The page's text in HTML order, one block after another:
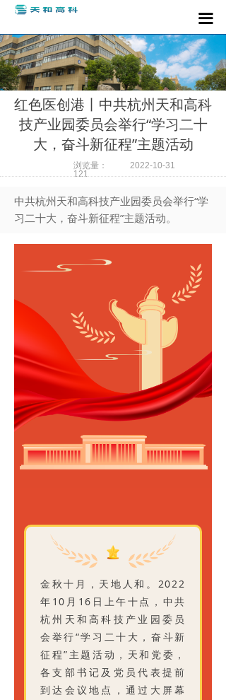
끀
红色医创港丨中共杭州天和高科
技产业园委员会举行“学习二十
大，奋斗新征程”主题活动
中共杭州天和高科技产业园委员会举行“学
习二十大，奋斗新征程”主题活动。
2022-10-31
浏览量：
121
金秋十月，天地人和。2022
年10月16日上午十点，中共
杭州天和高科技产业园委员
会举行“学习二十大，奋斗新
征程”主题活动，天和党委，
各支部书记及党员代表提前
到达会议地点，通过大屏幕